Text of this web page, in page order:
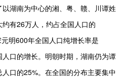
湖南为中心的湘、粤、赣、川谭姓
有26万人，约占全国人口的
明600年全国人口纯增长率是
口的增长。明朝时期，湖南仍为谭
口的25%。在全国的分布主要集中